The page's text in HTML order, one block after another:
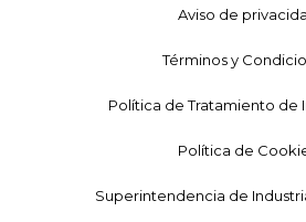
Aviso de
Términos y
Política de Tratamiento de
Política de
Superintendencia de